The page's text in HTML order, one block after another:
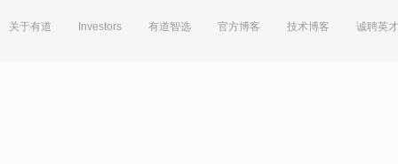
关于有道 Investors 有道智选 官方博客 技术博客 诚聘英才